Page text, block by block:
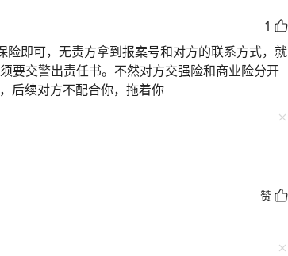
1
即可，无责方拿到报案号和对方的联系方式，就
要交警出责任书。不然对方交强险和商业险分开
后续对方不配合你，拖着你
赞